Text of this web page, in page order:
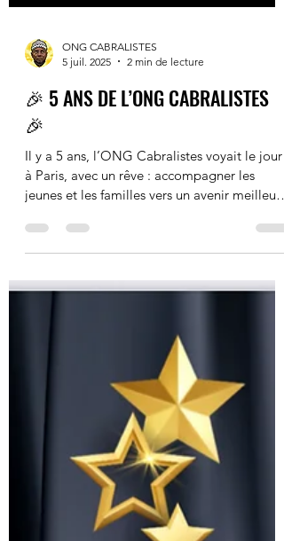
5 juil. 2025
2 min de lecture
🎉 5 ANS DE L’ONG CABRALISTES
🎉
Il y a 5 ans, l’ONG Cabralistes voyait le jour
jeunes et les familles vers un avenir meilleur.
...